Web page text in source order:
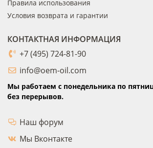
Правила использования
Условия возврата и гарантии
КОНТАКТНАЯ ИНФОРМАЦИЯ
+7 (495) 724-81-90
info@oem-oil.com
Мы работаем с понедельника по
без перерывов.
Наш форум
Мы Вконтакте